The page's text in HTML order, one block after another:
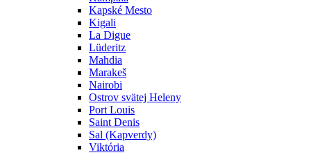
Kapské Mesto
Kigali
La Digue
Lüderitz
Mahdia
Marakeš
Nairobi
Ostrov svätej Heleny
Port Louis
Saint Denis
Sal (Kapverdy)
Viktória